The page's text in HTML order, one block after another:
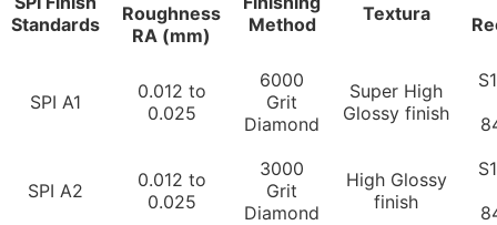
Standards
Roughness
RA (mm)
Method
Textura
SPI A1
0.012 to
0.025
6000
Grit
Diamond
Super High
Glossy finish
SPI A2
0.012 to
0.025
3000
Grit
Diamond
High Glossy
finish